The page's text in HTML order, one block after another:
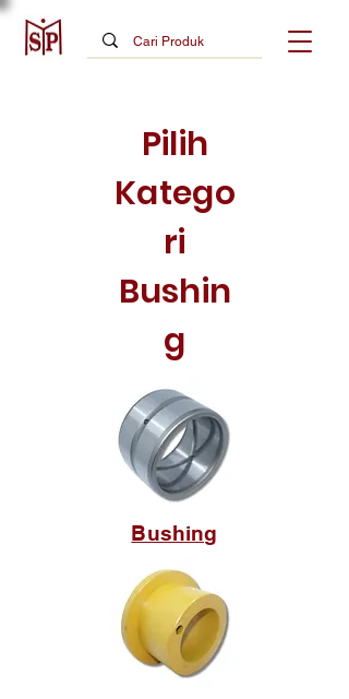
Pilih
Katego
ri
Bushin
g
Bushing